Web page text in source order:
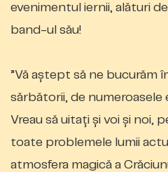
evenimentul iernii, alături
band-ul său!
”Vă aștept să ne bucurăm
sărbătorii, de numeroasele
Vreau să uitați și voi și noi,
toate problemele lumii
atmosfera magică a